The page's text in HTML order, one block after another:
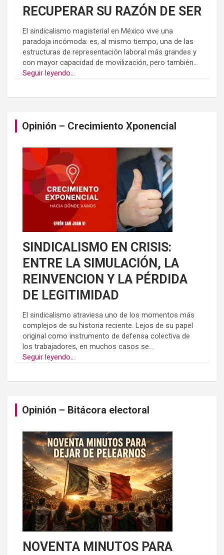
RECUPERAR SU RAZÓN DE SER
El sindicalismo magisterial en México vive una
paradoja incómoda: es, al mismo tiempo, una de las
estructuras de representación laboral más grandes y
con mayor capacidad de movilización, pero también...
Seguir leyendo...
Opinión – Crecimiento Xponencial
SINDICALISMO EN CRISIS:
ENTRE LA SIMULACIÓN, LA
REINVENCION Y LA PÉRDIDA
DE LEGITIMIDAD
El sindicalismo atraviesa uno de los momentos más
complejos de su historia reciente. Lejos de su papel
original como instrumento de defensa colectiva de
los trabajadores, en muchos casos se...
Seguir leyendo...
Opinión – Bitácora electoral
NOVENTA MINUTOS PARA